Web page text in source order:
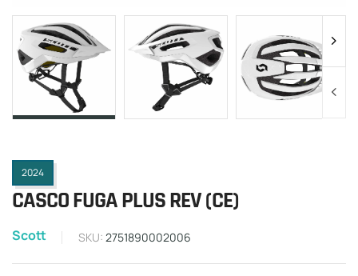
2024
CASCO FUGA PLUS REV (CE)
Scott SKU: 2751890002006